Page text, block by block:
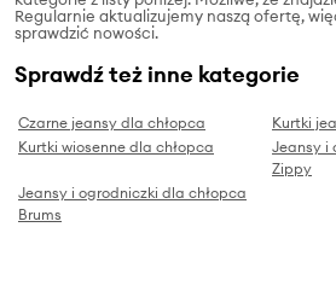
Regularnie aktualizujemy naszą ofertę,
sprawdzić nowości.
Sprawdź też inne kategorie
Czarne jeansy dla chłopca
Kurtki
Kurtki wiosenne dla chłopca
Jeansy i
Zippy
Jeansy i ogrodniczki dla chłopca
Brums